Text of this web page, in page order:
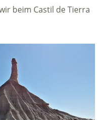
beim Castil de Tierra